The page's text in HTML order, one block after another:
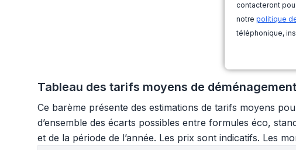
contacteront
notre politique
téléphonique,
Tableau des tarifs moyens de
Ce barème présente des estimations de tarifs moyens
d’ensemble des écarts possibles entre formules éco,
et de la période de l’année. Les prix sont indicatifs. Les